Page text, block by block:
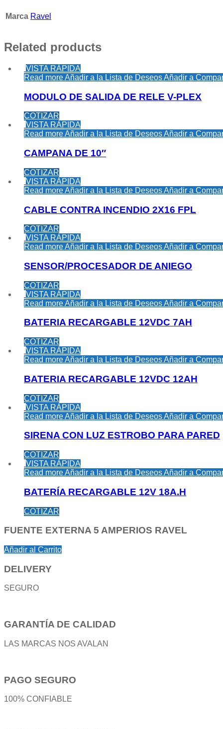
Marca Ravel
Related products
VISTA RÁPIDA
Read moreAñadir a la Lista de DeseosAñadir a
MODULO DE SALIDA DE RELE V-PLEX
COTIZAR
VISTA RÁPIDA
Read moreAñadir a la Lista de DeseosAñadir a
CAMPANA DE 10″
COTIZAR
VISTA RÁPIDA
Read moreAñadir a la Lista de DeseosAñadir a
CABLE CONTRA INCENDIO 2X16 FPL
COTIZAR
VISTA RÁPIDA
Read moreAñadir a la Lista de DeseosAñadir a
SENSOR/PROCESADOR DE ANIEGO
COTIZAR
VISTA RÁPIDA
Read moreAñadir a la Lista de DeseosAñadir a
BATERIA RECARGABLE 12VDC 7AH
COTIZAR
VISTA RÁPIDA
Read moreAñadir a la Lista de DeseosAñadir a
BATERIA RECARGABLE 12VDC 12AH
COTIZAR
VISTA RÁPIDA
Read moreAñadir a la Lista de DeseosAñadir a
SIRENA CON LUZ ESTROBO PARA PARED
COTIZAR
VISTA RÁPIDA
Read moreAñadir a la Lista de DeseosAñadir a
BATERÍA RECARGABLE 12V 18A.H
COTIZAR
FUENTE EXTERNA 5 AMPERIOS RAVEL
Añadir al Carrito
DELIVERY
SEGURO
GARANTÍA DE CALIDAD
LAS MARCAS NOS AVALAN
PAGO SEGURO
100% CONFIABLE